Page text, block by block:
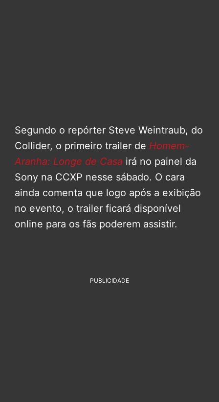
Segundo o repórter Steve Weintraub, do
Collider, o primeiro trailer de Homem-
Aranha: Longe de Casa irá no painel da
Sony na CCXP nesse sábado. O cara
ainda comenta que logo após a exibição
no evento, o trailer ficará disponível
online para os fãs poderem assistir.
PUBLICIDADE